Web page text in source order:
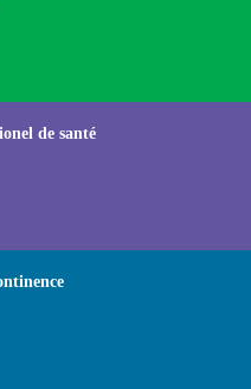
de santé